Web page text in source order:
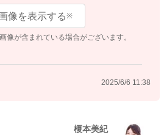
像を表示する※
像が含まれている場合がございます。
2025/6/6 11:38
榎本美紀